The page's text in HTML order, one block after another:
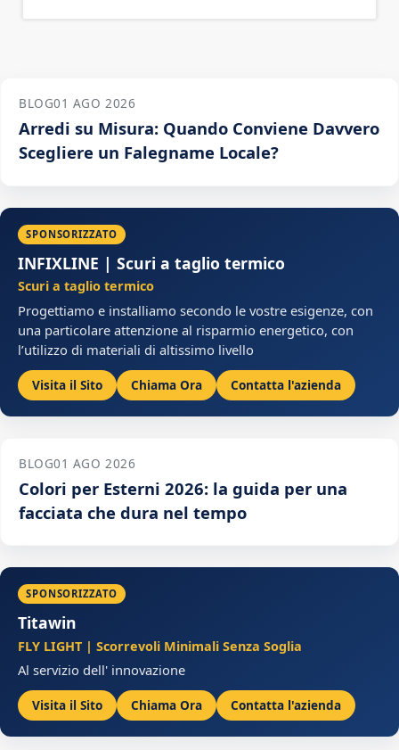
BLOG01 AGO 2026
Arredi su Misura: Quando Conviene Davvero
Scegliere un Falegname Locale?
SPONSORIZZATO
INFIXLINE | Scuri a taglio termico
Scuri a taglio termico
Progettiamo e installiamo secondo le vostre esigenze, con
una particolare attenzione al risparmio energetico, con
l’utilizzo di materiali di altissimo livello
Visita il Sito Chiama Ora Contatta l'azienda
BLOG01 AGO 2026
Colori per Esterni 2026: la guida per una
facciata che dura nel tempo
SPONSORIZZATO
Titawin
FLY LIGHT | Scorrevoli Minimali Senza Soglia
Al servizio dell' innovazione
Visita il Sito Chiama Ora Contatta l'azienda